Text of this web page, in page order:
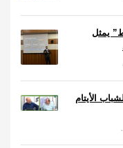
يمثل
الأيتام